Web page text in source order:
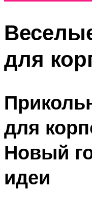
для
для
Новый
идеи